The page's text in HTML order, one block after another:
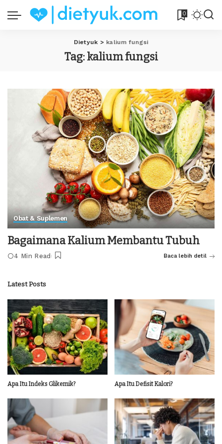
0
Dietyuk > kalium fungsi
Tag:kalium fungsi
Obat & Suplemen
Bagaimana Kalium Membantu Tubuh
4 Min Read Baca lebih detil
Latest Posts
Apa Itu Indeks Glikemik? Apa Itu Defisit Kalori?